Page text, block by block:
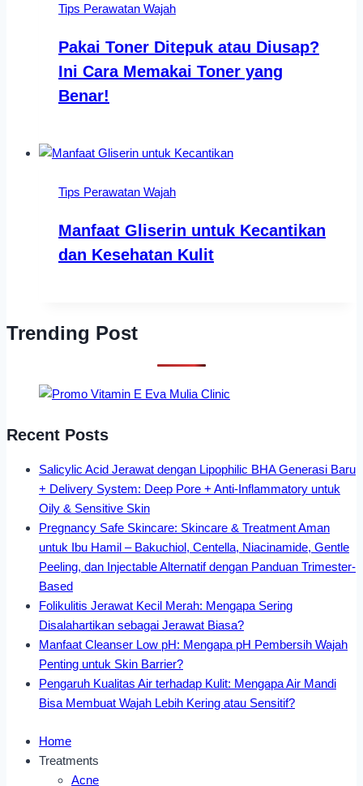
Tips Perawatan Wajah
Pakai Toner Ditepuk atau Diusap?
Ini Cara Memakai Toner yang
Benar!
Tips Perawatan Wajah
Manfaat Gliserin untuk Kecantikan
dan Kesehatan Kulit
Trending Post
Recent Posts
Salicylic Acid Jerawat dengan Lipophilic BHA Generasi Baru
+ Delivery System: Deep Pore + Anti-Inflammatory untuk
Oily & Sensitive Skin
Pregnancy Safe Skincare: Skincare & Treatment Aman
untuk Ibu Hamil – Bakuchiol, Centella, Niacinamide, Gentle
Peeling, dan Injectable Alternatif dengan Panduan Trimester-
Based
Folikulitis Jerawat Kecil Merah: Mengapa Sering
Disalahartikan sebagai Jerawat Biasa?
Manfaat Cleanser Low pH: Mengapa pH Pembersih Wajah
Penting untuk Skin Barrier?
Pengaruh Kualitas Air terhadap Kulit: Mengapa Air Mandi
Bisa Membuat Wajah Lebih Kering atau Sensitif?
Home
Treatments
Acne